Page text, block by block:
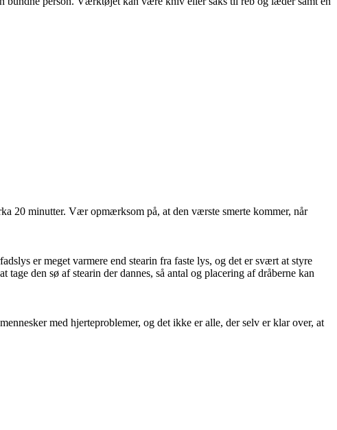
20 minutter. Vær opmærksom på, at den værste smerte kommer, når
er meget varmere end stearin fra faste lys, og det er svært at styre
den sø af stearin der dannes, så antal og placering af dråberne kan
med hjerteproblemer, og det ikke er alle, der selv er klar over, at